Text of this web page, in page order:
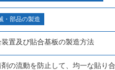
・部品の製造
装置及び貼合基板の製造方法
の流動を防止して、均一な貼り